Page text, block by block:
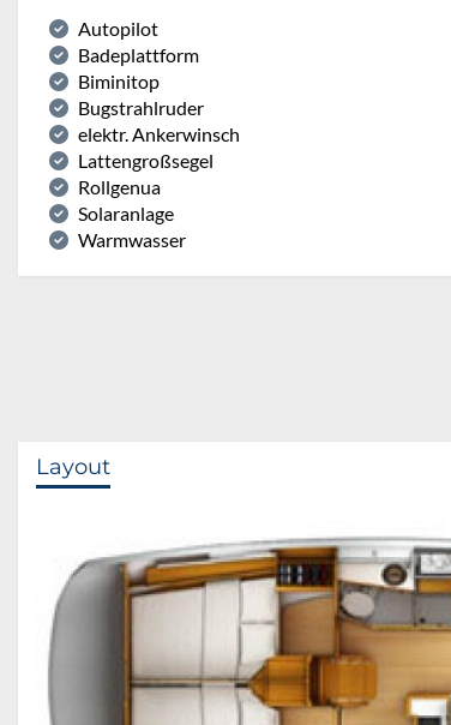
Autopilot
Badeplattform
Biminitop
Bugstrahlruder
elektr. Ankerwinsch
Lattengroßsegel
Rollgenua
Solaranlage
Warmwasser
Layout